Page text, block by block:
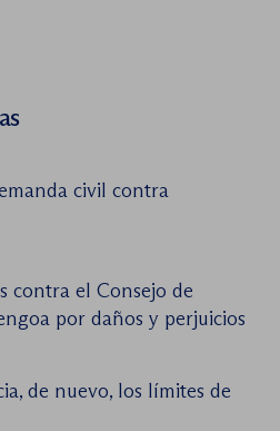
civil contra
contra el Consejo de
por daños y perjuicios
de nuevo, los límites de